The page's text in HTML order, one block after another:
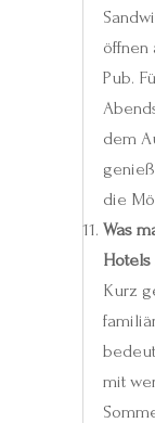
öffnen
Pub.
dem
die
Was
Hotels
Kurz
mit